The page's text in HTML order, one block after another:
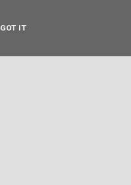
GOT IT